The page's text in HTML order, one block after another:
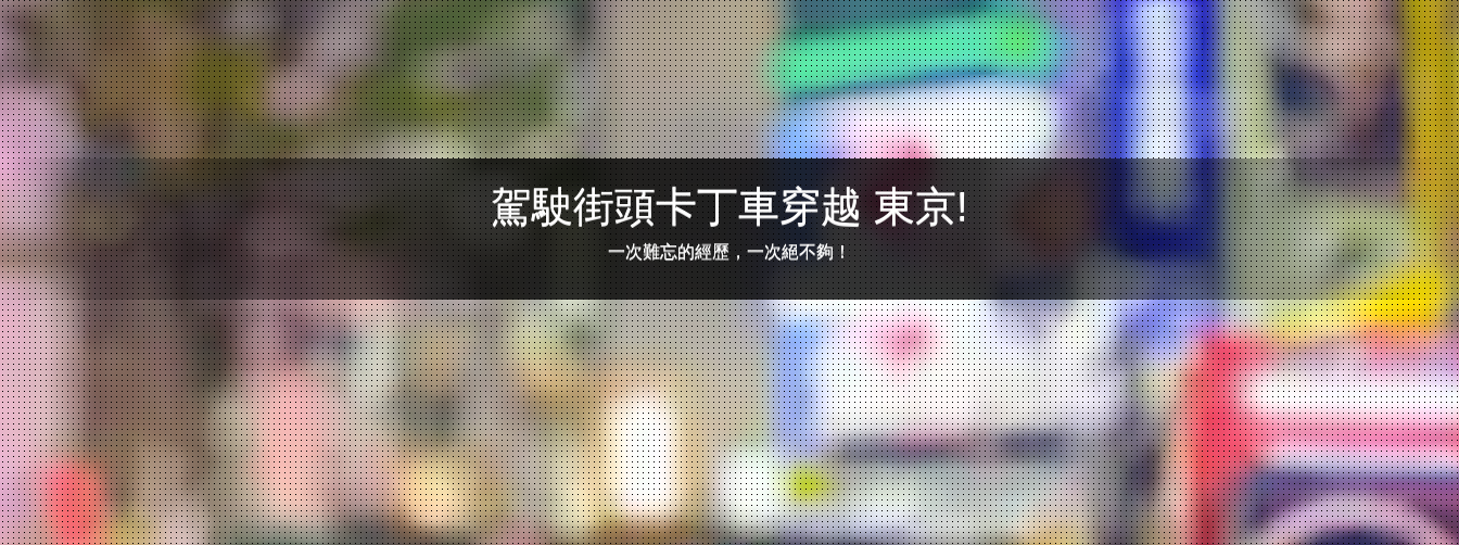
駕駛街頭卡丁車穿越 東京!
一次難忘的經歷，一次絕不夠！